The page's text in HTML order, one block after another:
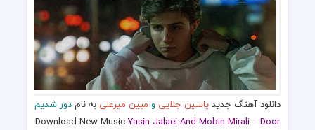
دانلود آهنگ جدیدیاسین جلایی و مبین میرعلی به نامدور شدیم
Download New MusicYasin Jalaei And Mobin Mirali–Door